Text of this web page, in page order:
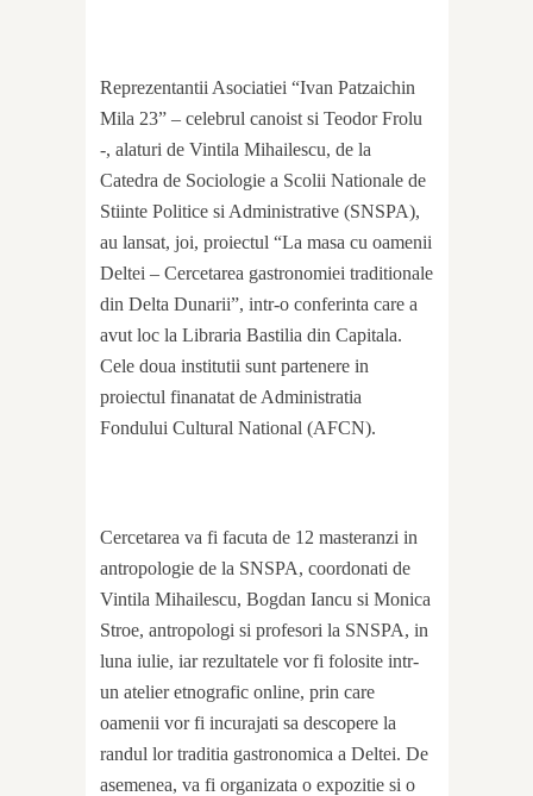
Reprezentantii Asociatiei “Ivan Patzaichin
Mila 23” – celebrul canoist si Teodor Frolu
-, alaturi de Vintila Mihailescu, de la
Catedra de Sociologie a Scolii Nationale de
Stiinte Politice si Administrative (SNSPA),
au lansat, joi, proiectul “La masa cu oamenii
Deltei – Cercetarea gastronomiei traditionale
din Delta Dunarii”, intr-o conferinta care a
avut loc la Libraria Bastilia din Capitala.
Cele doua institutii sunt partenere in
proiectul finanatat de Administratia
Fondului Cultural National (AFCN).
Cercetarea va fi facuta de 12 masteranzi in
antropologie de la SNSPA, coordonati de
Vintila Mihailescu, Bogdan Iancu si Monica
Stroe, antropologi si profesori la SNSPA, in
luna iulie, iar rezultatele vor fi folosite intr-
un atelier etnografic online, prin care
oamenii vor fi incurajati sa descopere la
randul lor traditia gastronomica a Deltei. De
asemenea, va fi organizata o expozitie si o